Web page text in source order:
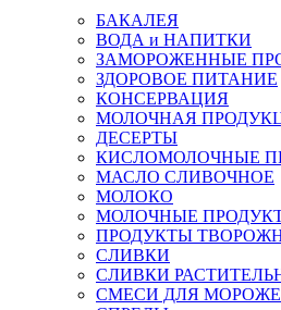
БАКАЛЕЯ
ВОДА и НАПИТКИ
ЗАМОРОЖЕННЫЕ
ЗДОРОВОЕ ПИТАНИЕ
КОНСЕРВАЦИЯ
МОЛОЧНАЯ
ДЕСЕРТЫ
КИСЛОМОЛОЧНЫЕ
МАСЛО СЛИВОЧНОЕ
МОЛОКО
МОЛОЧНЫЕ
ПРОДУКТЫ
СЛИВКИ
СЛИВКИ
СМЕСИ ДЛЯ